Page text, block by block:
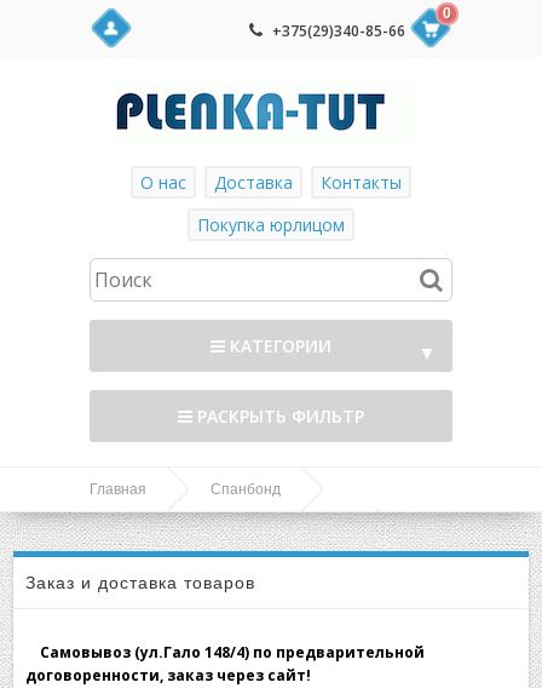
+375(29)340-85-66
0
О нас Доставка
Контакты
Покупка юрлицом
КАТЕГОРИИ ▼
РАСКРЫТЬ ФИЛЬТР
▼
Главная Спанбонд
Чехлы и конусы для укрывая растений
Чехол для кустарников и роз 1,0*1,6м
Заказ и доставка товаров
Самовывоз (ул.Гало 148/4) по предварительной
договоренности, заказ через сайт!